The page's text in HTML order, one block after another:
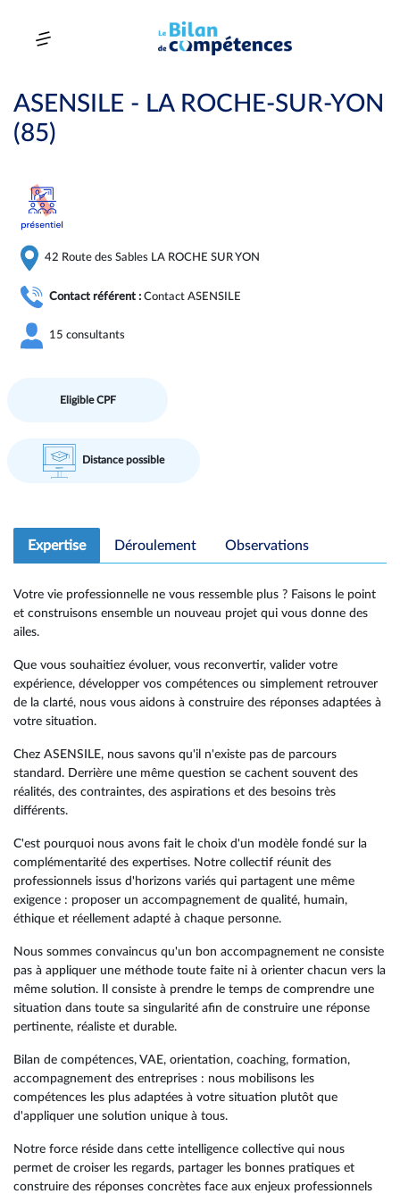
ASENSILE - LA ROCHE-SUR-YON
(85)
42 Route des Sables LA ROCHE SUR YON
Contact référent : Contact ASENSILE
15 consultants
Eligible CPF
Distance possible
Expertise Déroulement Observations
Votre vie professionnelle ne vous ressemble plus ? Faisons le point
et construisons ensemble un nouveau projet qui vous donne des
ailes.
Que vous souhaitiez évoluer, vous reconvertir, valider votre
expérience, développer vos compétences ou simplement retrouver
de la clarté, nous vous aidons à construire des réponses adaptées à
votre situation.
Chez ASENSILE, nous savons qu'il n'existe pas de parcours
standard. Derrière une même question se cachent souvent des
réalités, des contraintes, des aspirations et des besoins très
différents.
C'est pourquoi nous avons fait le choix d'un modèle fondé sur la
complémentarité des expertises. Notre collectif réunit des
professionnels issus d'horizons variés qui partagent une même
exigence : proposer un accompagnement de qualité, humain,
éthique et réellement adapté à chaque personne.
Nous sommes convaincus qu'un bon accompagnement ne consiste
pas à appliquer une méthode toute faite ni à orienter chacun vers la
même solution. Il consiste à prendre le temps de comprendre une
situation dans toute sa singularité afin de construire une réponse
pertinente, réaliste et durable.
Bilan de compétences, VAE, orientation, coaching, formation,
accompagnement des entreprises : nous mobilisons les
compétences les plus adaptées à votre situation plutôt que
d'appliquer une solution unique à tous.
Notre force réside dans cette intelligence collective qui nous
permet de croiser les regards, partager les bonnes pratiques et
construire des réponses concrètes face aux enjeux professionnels